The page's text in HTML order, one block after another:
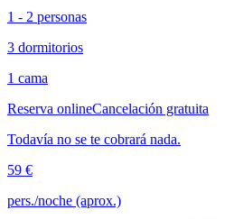
1 - 2 personas
3 dormitorios
1 cama
Reserva onlineCancelación gratuita
Todavía no se te cobrará nada.
59 €
pers./noche (aprox.)